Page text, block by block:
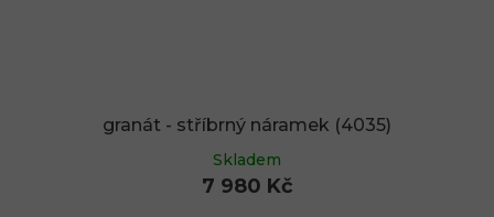
granát - stříbrný náramek (4035)
Skladem
7 980 Kč